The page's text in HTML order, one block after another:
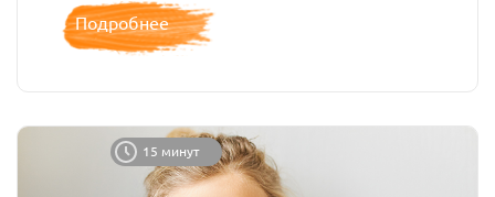
Подробнее
15 минут